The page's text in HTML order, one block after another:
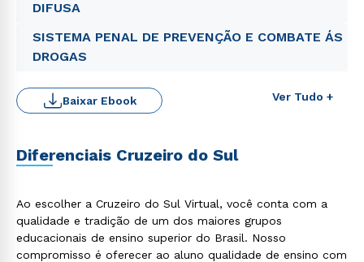
DIFUSA
SISTEMA PENAL DE PREVENÇÃO E COMBATE ÁS
DROGAS
Ver Tudo +
Baixar Ebook
Diferenciais Cruzeiro do Sul
Ao escolher a Cruzeiro do Sul Virtual, você conta com a
qualidade e tradição de um dos maiores grupos
educacionais de ensino superior do Brasil. Nosso
compromisso é oferecer ao aluno qualidade de ensino com
Rápido e fácil
WhatsApp
ou